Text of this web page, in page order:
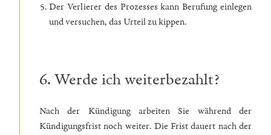
Der Verlierer des Prozesses kann Berufung einlegen
und versuchen, das Urteil zu kippen.
6. Werde ich weiterbezahlt?
Nach der Kündigung arbeiten Sie während der
Kündigungsfrist noch weiter. Die Frist dauert nach der